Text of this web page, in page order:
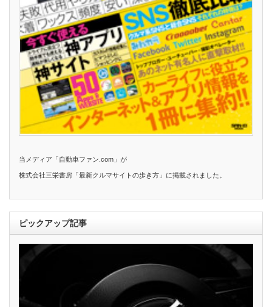
当メディア「自動車ファン.com」が
株式会社三栄書房「最新クルマサイトの歩き方」に掲載されました。
ピックアップ記事